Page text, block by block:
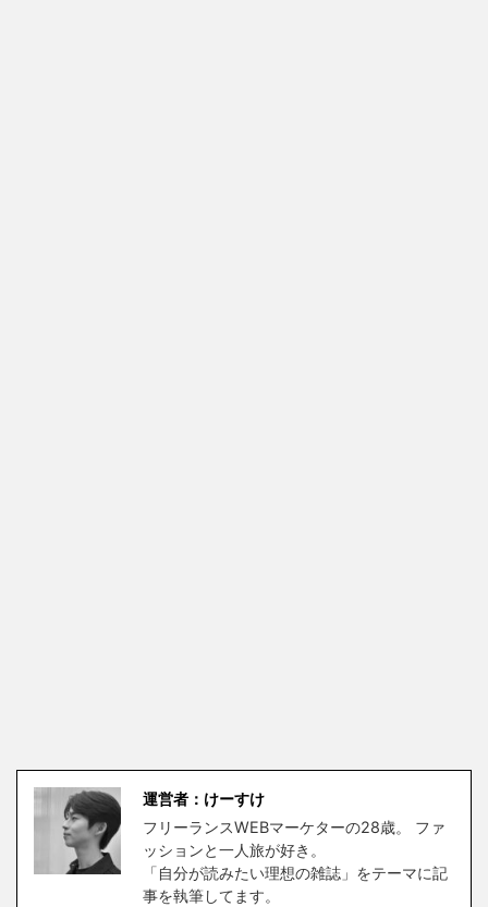
運営者：けーすけ
フリーランスWEBマーケターの28歳。 ファ
ッションと一人旅が好き。
「自分が読みたい理想の雑誌」をテーマに記
事を執筆してます。